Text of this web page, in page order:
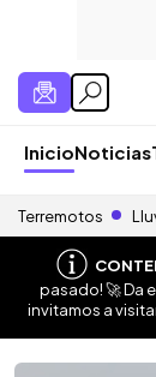
InicioNoticias
Terremotos
pasado! 🚀 Da
invitamos a